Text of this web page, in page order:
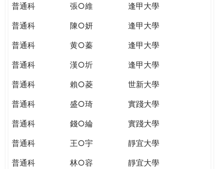
普通科
張○維
逢甲大學
普通科
陳○妍
逢甲大學
普通科
黄○蓁
逢甲大學
普通科
漢○圻
逢甲大學
普通科
賴○菱
世新大學
普通科
盛○琦
實踐大學
普通科
錢○綸
實踐大學
普通科
王○宇
靜宜大學
普通科
林○容 靜宜大學